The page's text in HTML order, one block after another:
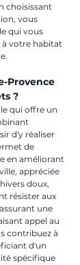
choisissant
vous
qui vous
à votre habitat
Provence
?
qui offre un
d'y réaliser
de
en améliorant
appréciée
doux,
résister aux
une
appel au
contribuez à
d'un
spécifique